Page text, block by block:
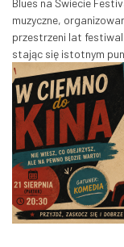
Blues na Świecie
muzyczne,
przestrzeni lat
stając się istotnym